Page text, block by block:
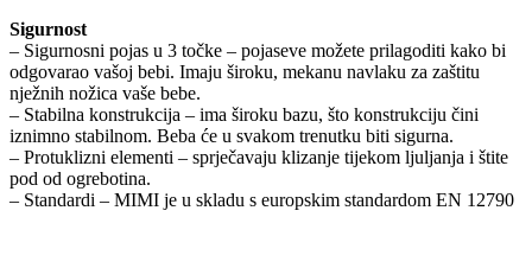
Sigurnost
– Sigurnosni pojas u 3 točke – pojaseve možete prilagoditi kako bi
odgovarao vašoj bebi. Imaju široku, mekanu navlaku za zaštitu
nježnih nožica vaše bebe.
– Stabilna konstrukcija – ima široku bazu, što konstrukciju čini
iznimno stabilnom. Beba će u svakom trenutku biti sigurna.
– Protuklizni elementi – sprječavaju klizanje tijekom ljuljanja i štite
pod od ogrebotina.
– Standardi – MIMI je u skladu s europskim standardom EN 12790